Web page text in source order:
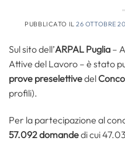
PUBBLICATO IL26 OTTOBRE
Sul sito dell’ARPAL Puglia –
Attive del Lavoro – è stato
prove preselettivedel
profili).
Per la partecipazione al
57.092 domandedi cui